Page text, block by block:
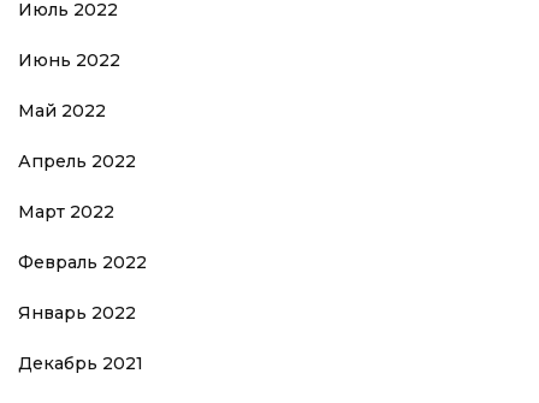
Июль 2022
Июнь 2022
Май 2022
Апрель 2022
Март 2022
Февраль 2022
Январь 2022
Декабрь 2021